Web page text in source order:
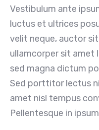
Vestibulum ante
luctus et ultrices
velit neque, auctor
ullamcorper sit amet
sed magna dictum
Sed porttitor lectus
amet nisl tempus
Pellentesque in